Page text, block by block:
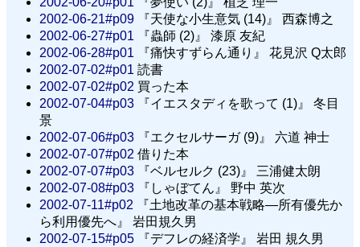
2002-06-21#p09 『天使な小生意気 (14)』 西森博之
2002-06-27#p01 『蟲師 (2)』 漆原 友紀
2002-06-28#p01 『痛快すずらん通り』 花見沢 Q太郎
2002-07-02#p01 読書
2002-07-02#p02 買った本
2002-07-04#p03 『イエスタディを歌って (1)』 冬目
景
2002-07-06#p03 『エクセルサーガ (9)』 六道 神士
2002-07-07#p02 借りた本
2002-07-07#p03 『ベルセルク (23)』 三浦健太朗
2002-07-08#p03 『しゃぼてん』 野中 英次
2002-07-11#p02 『土地改革の基本戦略—所有優先か
ら利用優先へ』 岩田規久男
2002-07-15#p05 『デフレの経済学』 岩田 規久男